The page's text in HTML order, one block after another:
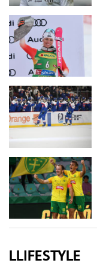
LLIFESTYLE